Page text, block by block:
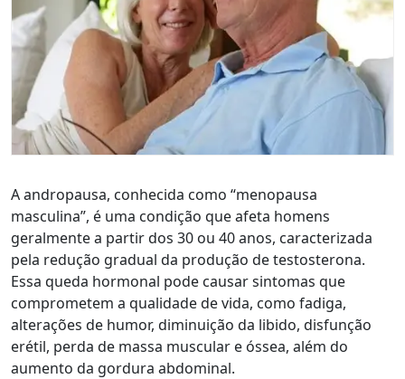
A andropausa, conhecida como “menopausa
masculina”, é uma condição que afeta homens
geralmente a partir dos 30 ou 40 anos, caracterizada
pela redução gradual da produção de testosterona.
Essa queda hormonal pode causar sintomas que
comprometem a qualidade de vida, como fadiga,
alterações de humor, diminuição da libido, disfunção
erétil, perda de massa muscular e óssea, além do
aumento da gordura abdominal.